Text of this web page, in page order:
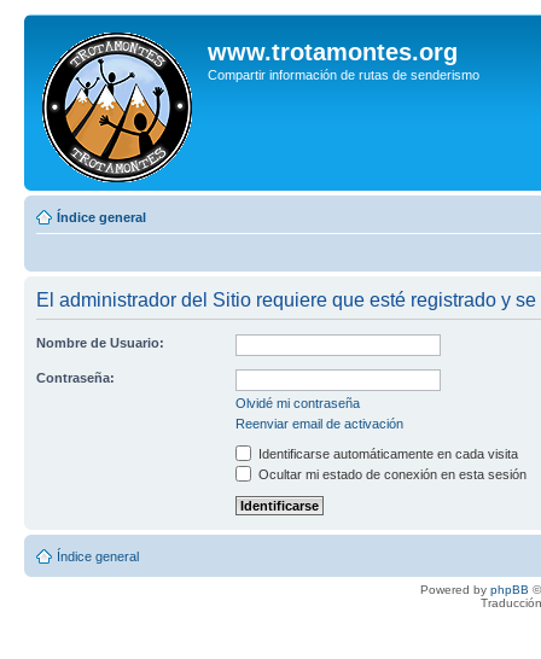
www.trotamontes.org
Compartir información de rutas de senderismo
Índice general
El administrador del Sitio requiere que esté registrado y
Nombre de Usuario:
Contraseña:
Olvidé mi contraseña
Reenviar email de activación
Identificarse automáticamente en cada visita
Ocultar mi estado de conexión en esta sesión
Índice general
Powered by phpBB